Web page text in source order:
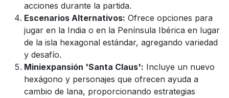
acciones durante la partida.
Escenarios Alternativos: Ofrece opciones para
jugar en la India o en la Península Ibérica en lugar
de la isla hexagonal estándar, agregando variedad
y desafío.
Miniexpansión 'Santa Claus': Incluye un nuevo
hexágono y personajes que ofrecen ayuda a
cambio de lana, proporcionando estrategias